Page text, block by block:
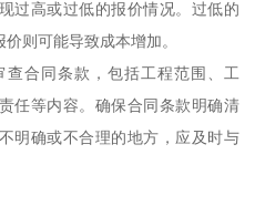
过高或过低的报价情况。过低的
则可能导致成本增加。
合同条款，包括工程范围、工
任等内容。确保合同条款明确清
明确或不合理的地方，应及时与